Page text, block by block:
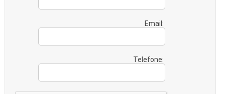
Email:
Telefone: